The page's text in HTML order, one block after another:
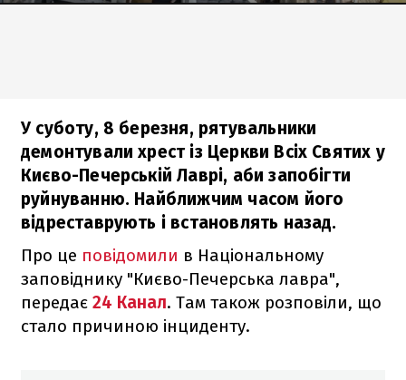
У суботу, 8 березня, рятувальники
демонтували хрест із Церкви Всіх Святих у
Києво-Печерській Лаврі, аби запобігти
руйнуванню. Найближчим часом його
відреставрують і встановлять назад.
Про це повідомили в Національному
заповіднику "Києво-Печерська лавра",
передає 24 Канал. Там також розповіли, що
стало причиною інциденту.